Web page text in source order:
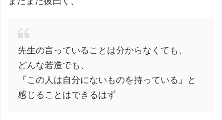
先生の言っていることは分からなくても、
どんな若造でも、
『この人は自分にないものを持っている』と
感じることはできるはず